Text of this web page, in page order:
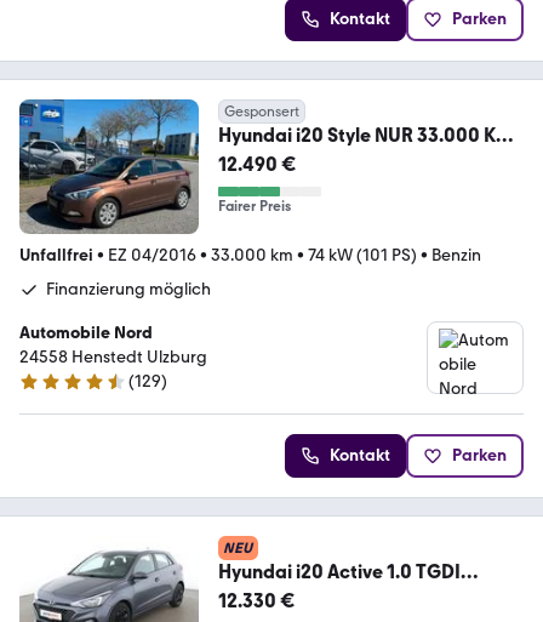
Kontakt Parken
Gesponsert
Hyundai i20 Style NUR 33.000 KM
TOP GEP. + GARANTIE
12.490 €
Fairer Preis
Unfallfrei • EZ 04/2016• 33.000 km • 74 kW (101 PS) • Benzin
Finanzierung möglich
Automobile Nord
24558 Henstedt Ulzburg
4.6 Sterne
(129)
Kontakt Parken
NEU
Hyundai i20 Active 1.0 TGDI
Style*TEMPO*PDC*SHZ*KLIMA*
12.330 €